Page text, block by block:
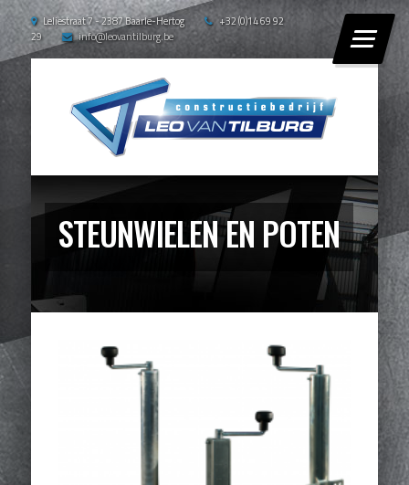
Leliestraat 7 - 2387 Baarle-Hertog
+32 (0)14 69 92
29
info@leovantilburg.be
STEUNWIELEN EN POTEN